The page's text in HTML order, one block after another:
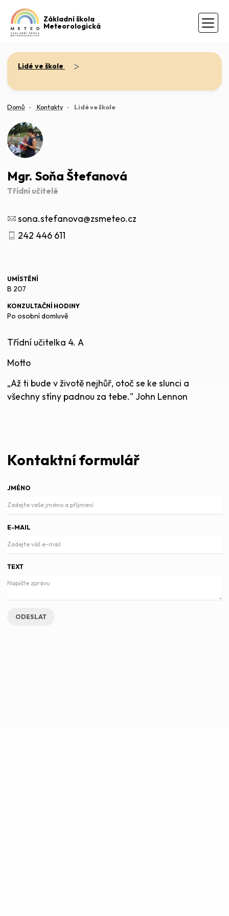
Základní škola
Meteorologická
Lidé ve škole >
Domů Kontakty Lidé ve škole(aktuální)
Mgr. Soňa Štefanová
Třídní učitelé
sona.stefanova@zsmeteo.cz
242 446 611
UMÍSTĚNÍ
B 207
KONZULTAČNÍ HODINY
Po osobní domluvě
Třídní učitelka 4. A
Motto
„Až ti bude v životě nejhůř, otoč se ke slunci a
všechny stíny padnou za tebe." John Lennon
Kontaktní formulář
JMÉNO
E-MAIL
TEXT